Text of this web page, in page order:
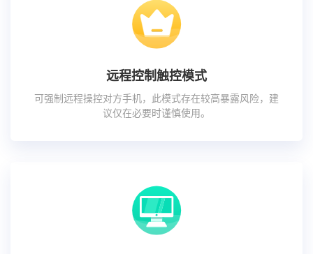
远程控制触控模式
可强制远程操控对方手机，此模式存在较高暴露风险，建
议仅在必要时谨慎使用。